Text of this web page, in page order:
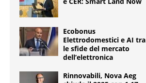
Ecobonus
Elettrodomestici e AI tra
le sfide del mercato
dell’elettronica
Rinnovabili, Nova Aeg